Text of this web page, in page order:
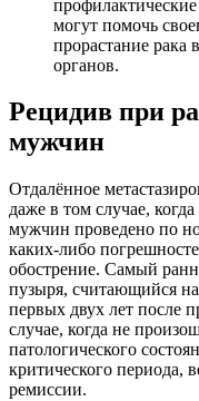
могут помочь
прорастание рака
органов.
Рецидив при
мужчин
Отдалённое
даже в том случае,
мужчин проведено по
каких-либо
обострение. Самый
пузыря, считающийся
первых двух лет после
случае, когда не
патологического
критического периода,
ремиссии.